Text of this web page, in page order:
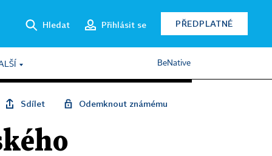
Hledat Přihlásit se PŘEDPLATNÉ
BeNative
Sdílet Odemknout známému